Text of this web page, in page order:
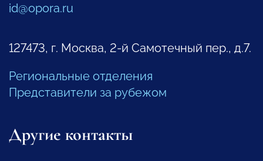
id@opora.ru
127473, г. Москва, 2-й Самотечный пер., д.7.
Региональные отделения
Представители за рубежом
Другие контакты